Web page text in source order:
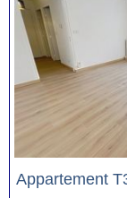
Appartement